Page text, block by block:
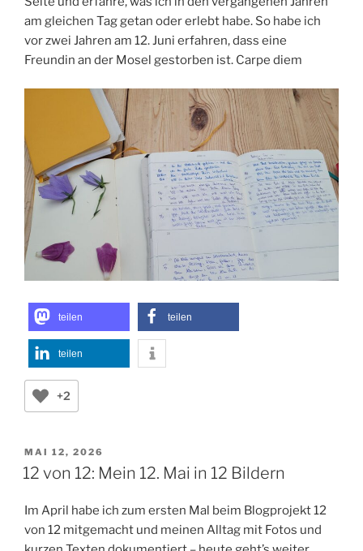
am gleichen Tag getan oder erlebt habe. So habe ich
vor zwei Jahren am 12. Juni erfahren, dass eine
Freundin an der Mosel gestorben ist. Carpe diem
teilen teilen
teilen
+2
VERÖFFENTLICHT
AM
MAI 12, 2026
12 von 12: Mein 12. Mai in 12 Bildern
Im April habe ich zum ersten Mal beim Blogprojekt 12
von 12 mitgemacht und meinen Alltag mit Fotos und